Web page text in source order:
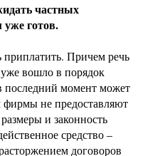
частных
уже готов.
Причем речь
вошло в порядок
последний момент может
фирмы не предоставляют
и законность
средство –
договоров